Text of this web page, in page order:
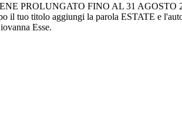
PROLUNGATO FINO AL 31 AGOSTO
il tuo titolo aggiungi la parola ESTATE e
Esse.